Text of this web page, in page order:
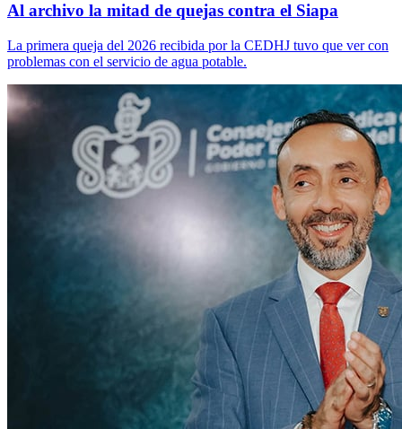
Al archivo la mitad de quejas contra el Siapa
La primera queja del 2026 recibida por la CEDHJ tuvo que ver con
problemas con el servicio de agua potable.